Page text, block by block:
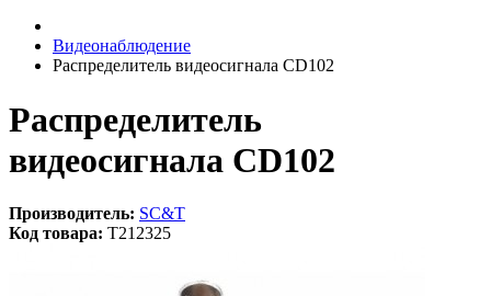
Видеонаблюдение
Распределитель видеосигнала CD102
Распределитель
видеосигнала CD102
Производитель: SC&T
Код товара: T212325